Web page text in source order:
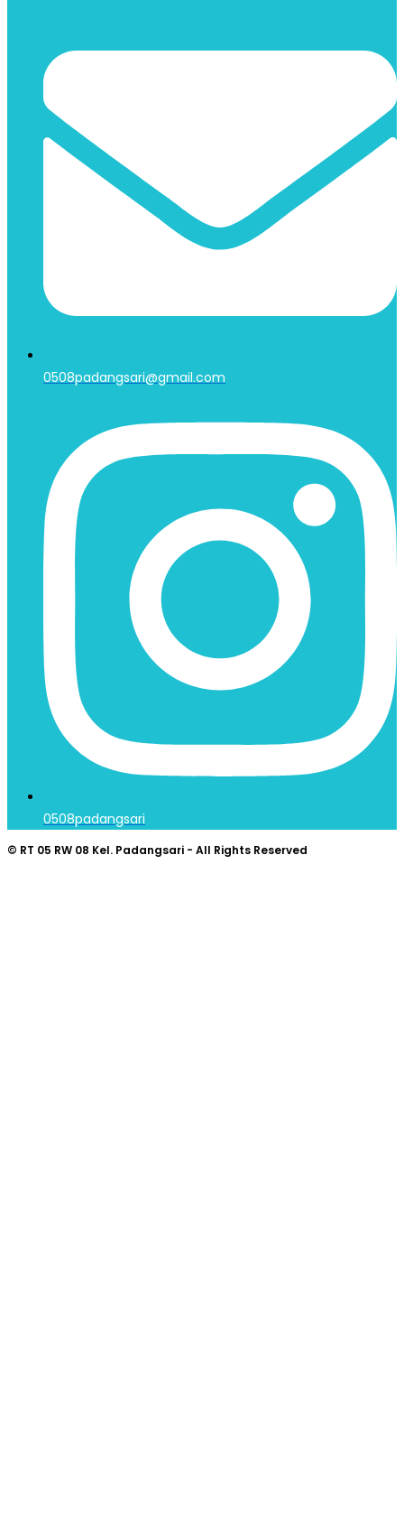
0508padangsari@gmail.com
0508padangsari
© RT 05 RW 08 Kel. Padangsari - All Rights Reserved